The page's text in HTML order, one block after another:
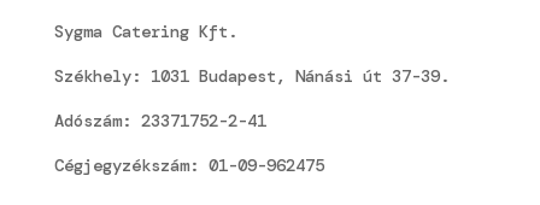
Sygma Catering Kft.
Székhely: 1031 Budapest, Nánási út 37-39.
Adószám: 23371752-2-41
Cégjegyzékszám: 01-09-962475